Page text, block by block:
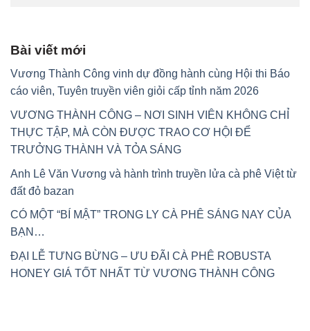
Bài viết mới
Vương Thành Công vinh dự đồng hành cùng Hội thi Báo
cáo viên, Tuyên truyền viên giỏi cấp tỉnh năm 2026
VƯƠNG THÀNH CÔNG – NƠI SINH VIÊN KHÔNG CHỈ
THỰC TẬP, MÀ CÒN ĐƯỢC TRAO CƠ HỘI ĐỂ
TRƯỞNG THÀNH VÀ TỎA SÁNG
Anh Lê Văn Vương và hành trình truyền lửa cà phê Việt từ
đất đỏ bazan
CÓ MỘT “BÍ MẬT” TRONG LY CÀ PHÊ SÁNG NAY CỦA
BẠN…
ĐẠI LỄ TƯNG BỪNG – ƯU ĐÃI CÀ PHÊ ROBUSTA
HONEY GIÁ TỐT NHẤT TỪ VƯƠNG THÀNH CÔNG